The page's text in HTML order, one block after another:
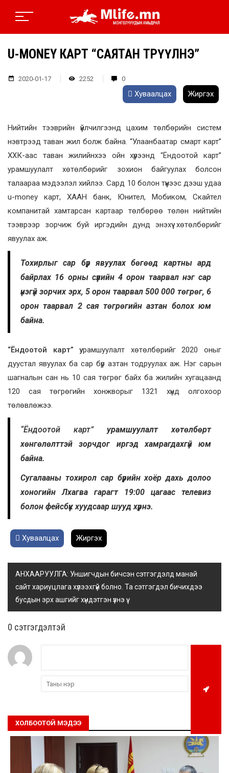
U-MONEY КАРТ “САЯТАН ТӨРҮҮЛНЭ”
2020-01-17 2252 0
Хуваалцах Жиргэх
Нийтийн тээврийн үйлчилгээнд цахим төлбөрийн систем
нэвтрээд таван жил болж байна. “Улаанбаатар смарт карт”
ХХК-аас таван жилийнхээ ойн хүрээнд “Ёндоотой карт”
урамшуулалт хөтөлбөрийг зохион байгуулах болсон
талаараа мэдээлэл хийлээ. Сард 10 болон түүнээс дээш удаа
u-money карт, ХААН банк, Юнител, Мобиком, Скайтел
компанитай хамтарсан картаар төлбөрөө төлөн нийтийн
тээврээр зорчиж буй иргэдийн дунд энэхүү хөтөлбөрийг
явуулах аж.
Тохирлыг сар бүр явуулах бөгөөд картны ард
байрлах 16 орны сүүлийн 4 орон таарвал нэг сар
үнэгүй зорчих эрх, 5 орон таарвал 500 000 төгрөг, 6
орон таарвал 2 сая төгрөгийн азтан болох юм
байна.
“Ёндоотой карт” урамшуулалт хөтөлбөрийг 2020 оныг
дуустал явуулах ба сар бүр азтан тодруулах аж. Нэг сарын
шагналын сан нь 10 сая төгрөг байх ба жилийн хугацаанд
120 сая төгрөгийн хонжворыг 1321 хүнд олгохоор
төлөвлөжээ.
“Ёндоотой карт”урамшуулалт хөтөлбөрт
хөнгөлөлттэй зорчдог иргэд хамрагдахгүй юм
байна.
Сугалааны тохирол сар бүрийн хоёр дахь долоо
хоногийн Лхагва гарагт 19:00 цагаас телевиз
болон фейсбүүк хуудсаар шууд хүрнэ.
Хуваалцах Жиргэх
АНХААРУУЛГА: Уншигчдын бичсэн сэтгэгдэлд манай
сайт хариуцлага хүлээхгүй болно. Та сэтгэгдэл бичихдээ
бусдын эрх ашгийг хүндэтгэн үзнэ үү.
0 cэтгэгдэлтэй
ХОЛБООТОЙ МЭДЭЭ